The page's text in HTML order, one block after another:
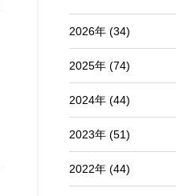
2026年 (34)
2025年 (74)
2024年 (44)
2023年 (51)
2022年 (44)